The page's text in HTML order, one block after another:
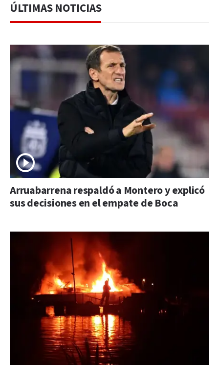
ÚLTIMAS NOTICIAS
Arruabarrena respaldó a Montero y explicó
sus decisiones en el empate de Boca